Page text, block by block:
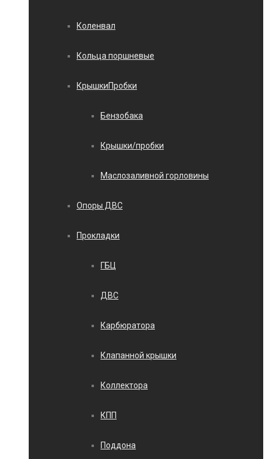
Коленвал
Кольца поршневые
КрышкиПробки
Бензобака
Крышки/пробки
Маслозаливной горловины
Опоры ДВС
Прокладки
ГБЦ
ДВС
Карбюратора
Клапанной крышки
Коллектора
КПП
Поддона